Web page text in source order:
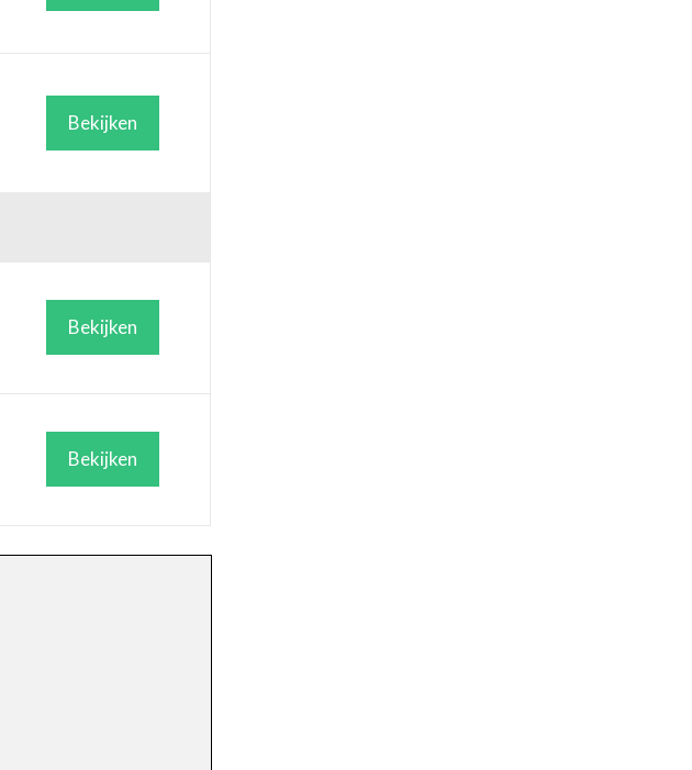
Bekijken
Bekijken
Bekijken